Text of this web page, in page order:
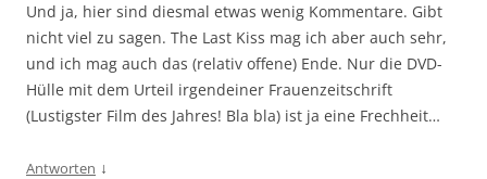
Und ja, hier sind diesmal etwas wenig Kommentare. Gibt
nicht viel zu sagen. The Last Kiss mag ich aber auch sehr,
und ich mag auch das (relativ offene) Ende. Nur die DVD-
Hülle mit dem Urteil irgendeiner Frauenzeitschrift
(Lustigster Film des Jahres! Bla bla) ist ja eine Frechheit…
Antworten ↓